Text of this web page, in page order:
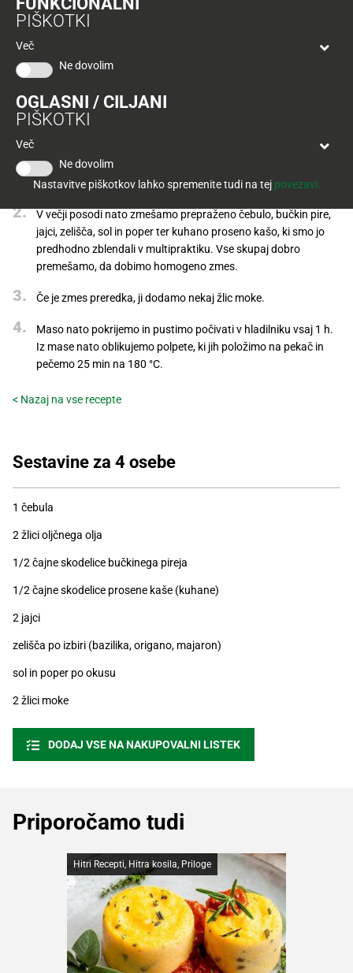
PIŠKOTKI
Več
Ne dovolim
OGLASNI / CILJANI
PIŠKOTKI
Več
Ne dovolim
Nastavitve piškotkov lahko spremenite tudi na tej povezavi.
Ponudba
velja
30.
2026
POGLEJTE IZDELKE
Priprava
V manjši ponvi na olju prepražimo sesekljano čebulo, da rahlo
porumeni.
V večji posodi nato zmešamo prepraženo čebulo, bučkin pire,
jajci, zelišča, sol in poper ter kuhano proseno kašo, ki smo jo
predhodno zblendali v multipraktiku. Vse skupaj dobro
premešamo, da dobimo homogeno zmes.
Če je zmes preredka, ji dodamo nekaj žlic moke.
Maso nato pokrijemo in pustimo počivati v hladilniku vsaj 1 h.
Iz mase nato oblikujemo polpete, ki jih položimo na pekač in
pečemo 25 min na 180 °C.
< Nazaj na vse recepte
Sestavine za 4 osebe
1 čebula
2 žlici oljčnega olja
1/2 čajne skodelice bučkinega pireja
1/2 čajne skodelice prosene kaše (kuhane)
2 jajci
zelišča po izbiri (bazilika, origano, majaron)
sol in poper po okusu
2 žlici moke
DODAJ VSE NA NAKUPOVALNI LISTEK
Priporočamo tudi
Hitri Recepti, Hitra kosila, Priloge